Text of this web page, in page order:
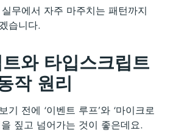
무에서 자주 마주치는 패턴까지
습니다.
와 타입스크립트
작 원리
기 전에 ‘이벤트 루프’와 ‘마이크로
짚고 넘어가는 것이 좋은데요.